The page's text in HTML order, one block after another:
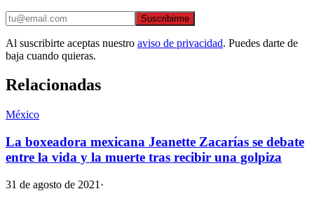
Suscribirme
Al suscribirte aceptas nuestro aviso de privacidad. Puedes darte de
baja cuando quieras.
Relacionadas
México
La boxeadora mexicana Jeanette Zacarías se debate
entre la vida y la muerte tras recibir una golpiza
31 de agosto de 2021 ·